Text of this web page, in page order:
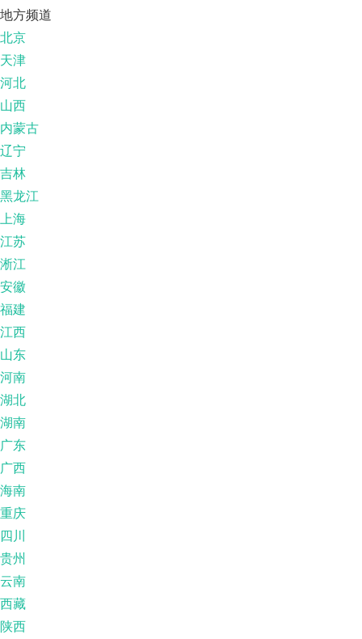
地方频道
北京
天津
河北
山西
内蒙古
辽宁
吉林
黑龙江
上海
江苏
淅江
安徽
福建
江西
山东
河南
湖北
湖南
广东
广西
海南
重庆
四川
贵州
云南
西藏
陕西